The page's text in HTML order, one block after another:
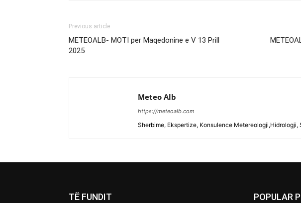
Previous article
METEOALB- MOTI per Maqedonine e V 13 Prill
2025
Meteo Alb
https://meteoalb.com
Sherbime, Ekspertize, Konsulence Metereologji,Hidrologji,
TË FUNDIT POPULAR